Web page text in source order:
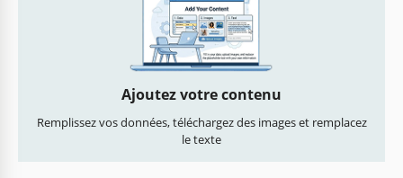
Ajoutez votre contenu
Remplissez vos données, téléchargez des images et remplacez
le texte